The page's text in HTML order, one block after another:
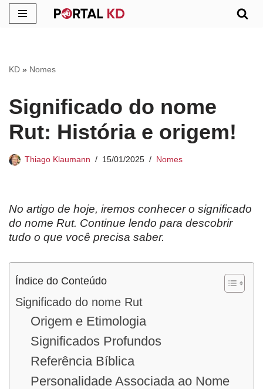
conteúdo
KD » Nomes
Significado do nome
Rut: História e origem!
Thiago Klaumann 15/01/2025 Nomes
No artigo de hoje, iremos conhecer o significado
do nome Rut. Continue lendo para descobrir
tudo o que você precisa saber.
Índice do Conteúdo
Significado do nome Rut
Origem e Etimologia
Significados Profundos
Referência Bíblica
Personalidade Associada ao Nome